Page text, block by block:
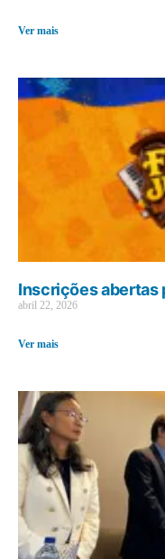
Ver mais
Inscrições abertas
abril 22, 2026
Ver mais